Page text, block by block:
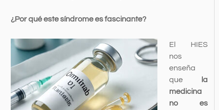
¿Por qué este síndrome es fascinante?
El HIES
nos
enseña
que
la
medicina
no es